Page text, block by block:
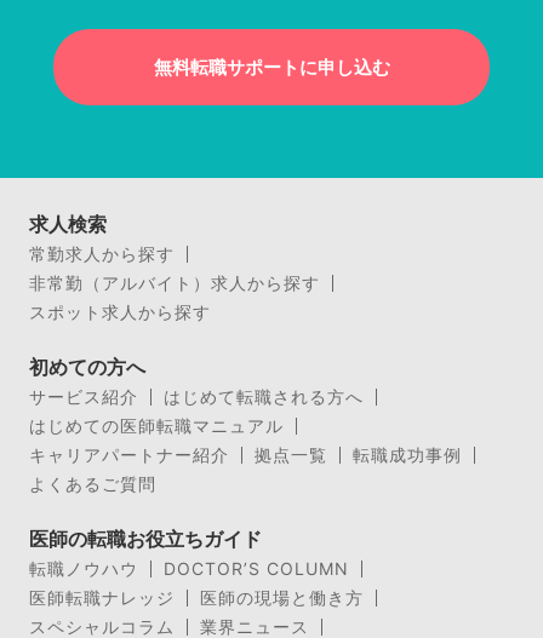
無料転職サポートに申し込む
求人検索
常勤求人から探す
非常勤（アルバイト）求人から探す
スポット求人から探す
初めての方へ
サービス紹介
はじめて転職される方へ
はじめての医師転職マニュアル
キャリアパートナー紹介
拠点一覧
転職成功事例
よくあるご質問
医師の転職お役立ちガイド
転職ノウハウ
DOCTOR’S COLUMN
医師転職ナレッジ
医師の現場と働き方
スペシャルコラム
業界ニュース